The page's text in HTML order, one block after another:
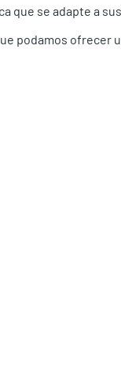
que se adapte a
podamos ofrecer